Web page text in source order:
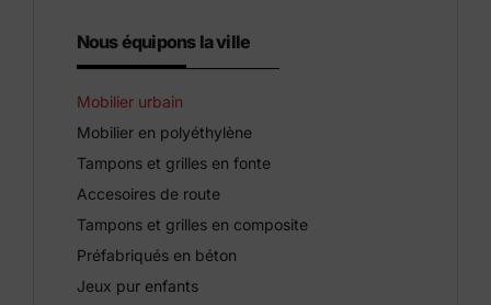
Nous équipons la ville
Mobilier urbain
Mobilier en polyéthylène
Tampons et grilles en fonte
Accesoires de route
Tampons et grilles en composite
Préfabriqués en béton
Jeux pur enfants